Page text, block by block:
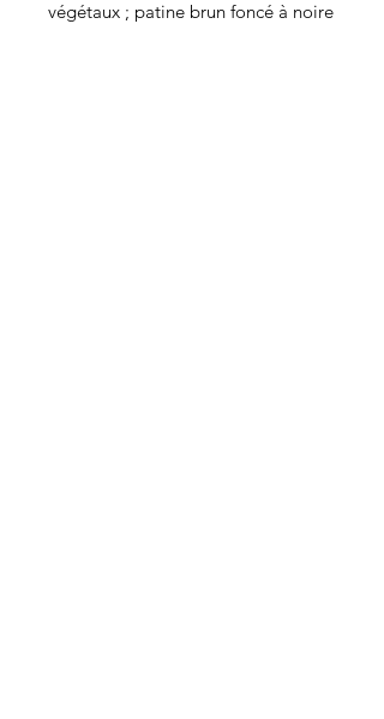
végétaux ; patine brun foncé à noire